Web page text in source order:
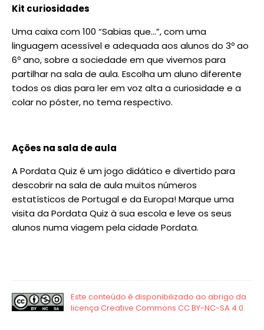
Kit curiosidades
Uma caixa com 100 “Sabias que…”, com uma
linguagem acessível e adequada aos alunos do 3º ao
6º ano, sobre a sociedade em que vivemos para
partilhar na sala de aula. Escolha um aluno diferente
todos os dias para ler em voz alta a curiosidade e a
colar no póster, no tema respectivo.
Ações na sala de aula
A Pordata Quiz é um jogo didático e divertido para
descobrir na sala de aula muitos números
estatísticos de Portugal e da Europa! Marque uma
visita da Pordata Quiz à sua escola e leve os seus
alunos numa viagem pela cidade Pordata.